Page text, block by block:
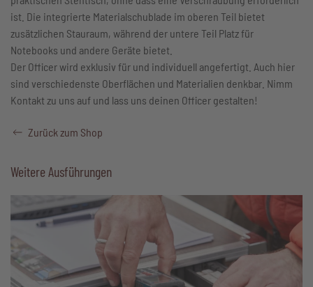
ist. Die integrierte Materialschublade im oberen Teil bietet
zusätzlichen Stauraum, während der untere Teil Platz für
Notebooks und andere Geräte bietet.
Der Officer wird exklusiv für und individuell angefertigt. Auch hier
sind verschiedenste Oberflächen und Materialien denkbar. Nimm
Kontakt zu uns auf und lass uns deinen Officer gestalten!
Zurück zum Shop
Weitere Ausführungen